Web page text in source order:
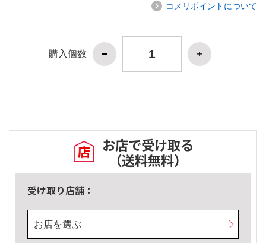
コメリポイントについて
購入個数
お店で受け取る
（送料無料）
受け取り店舗：
お店を選ぶ